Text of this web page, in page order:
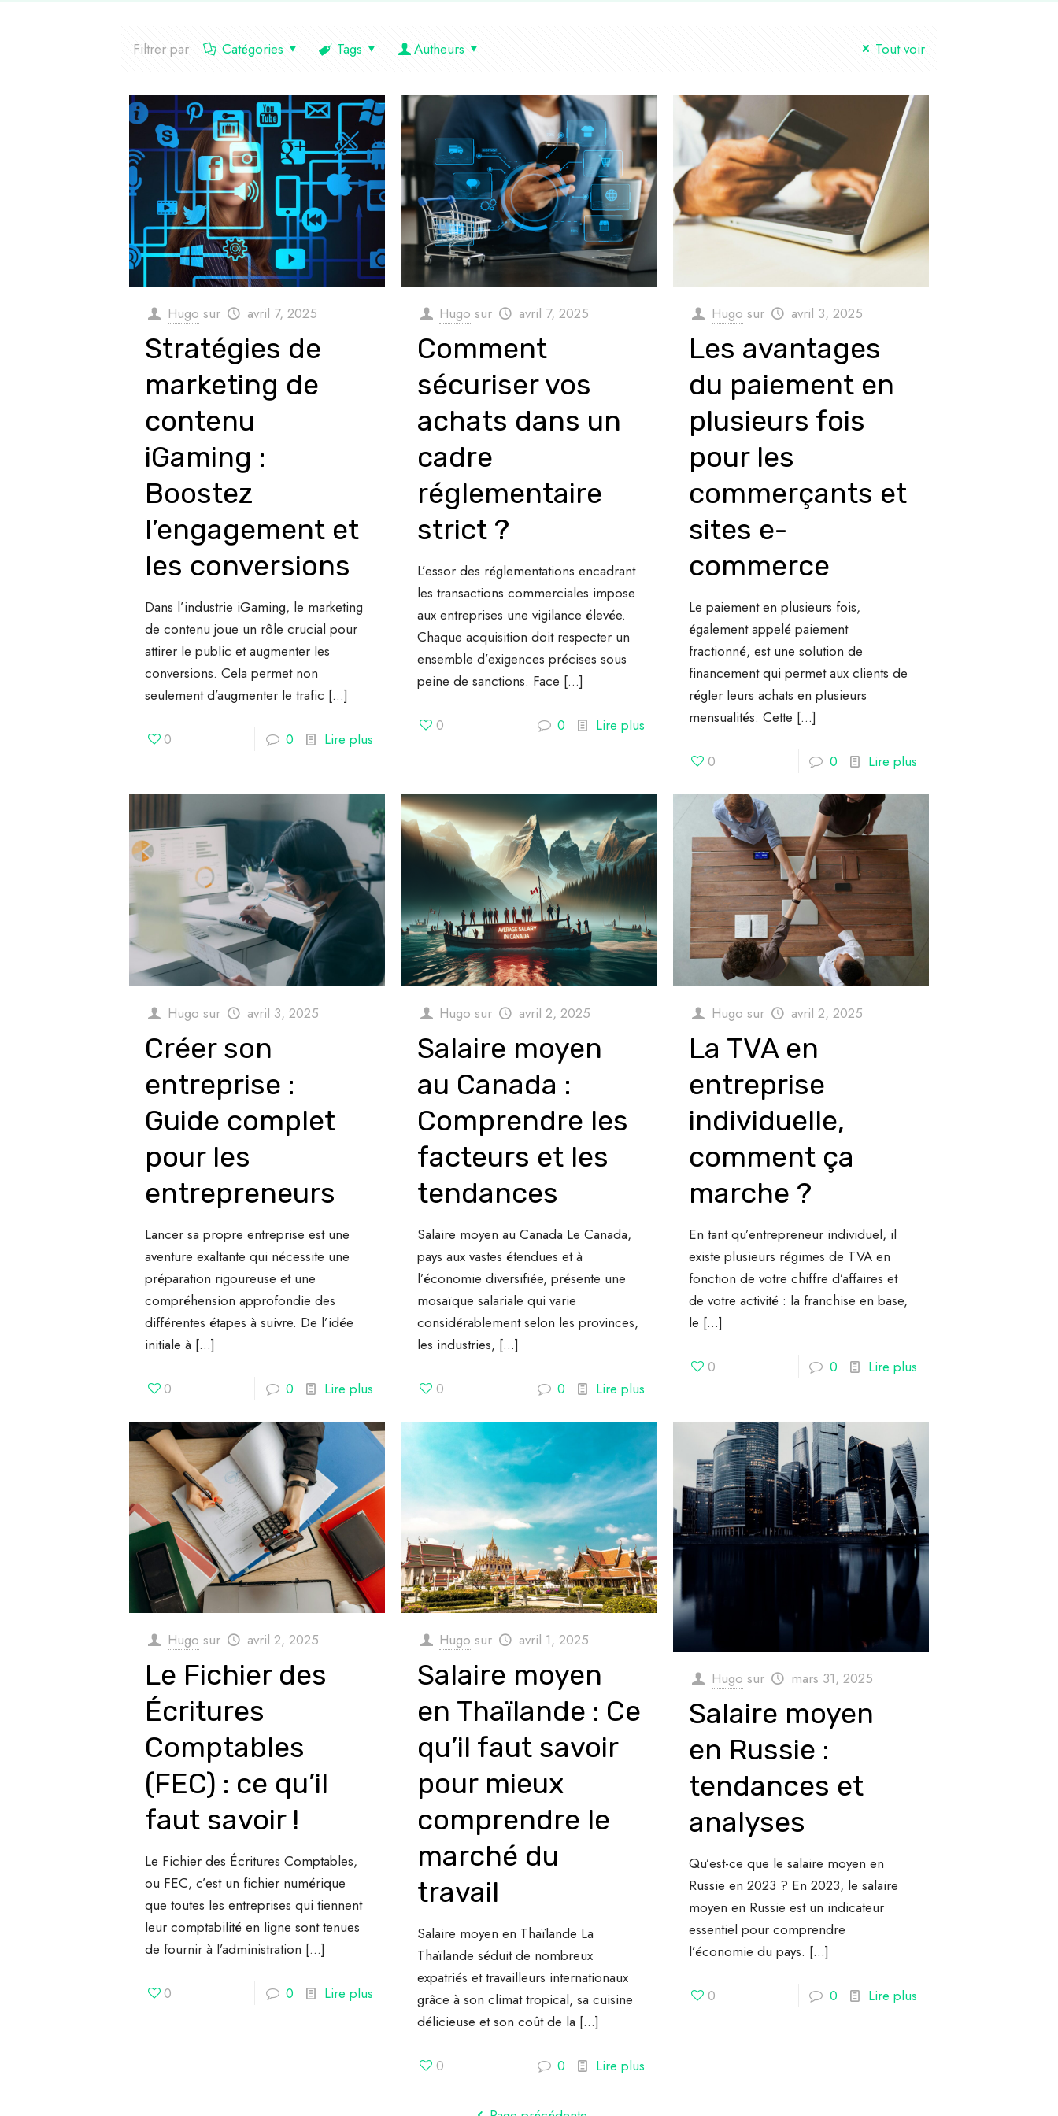
Filtrer par Catégories Tags Autheurs Tout voir
Hugo sur avril 7, 2025
Stratégies de
marketing de
contenu
iGaming :
Boostez
l’engagement et
les conversions
Dans l’industrie iGaming, le marketing
de contenu joue un rôle crucial pour
attirer le public et augmenter les
conversions. Cela permet non
seulement d’augmenter le trafic […]
0 0 Lire plus
Hugo sur avril 7, 2025
Comment
sécuriser vos
achats dans un
cadre
réglementaire
strict ?
L’essor des réglementations encadrant
les transactions commerciales impose
aux entreprises une vigilance élevée.
Chaque acquisition doit respecter un
ensemble d’exigences précises sous
peine de sanctions. Face […]
0 0 Lire plus
Hugo sur avril 3, 2025
Les avantages
du paiement en
plusieurs fois
pour les
commerçants et
sites e-
commerce
Le paiement en plusieurs fois,
également appelé paiement
fractionné, est une solution de
financement qui permet aux clients de
régler leurs achats en plusieurs
mensualités. Cette […]
0 0 Lire plus
Hugo sur avril 3, 2025
Créer son
entreprise :
Guide complet
pour les
entrepreneurs
Lancer sa propre entreprise est une
aventure exaltante qui nécessite une
préparation rigoureuse et une
compréhension approfondie des
différentes étapes à suivre. De l’idée
initiale à […]
0 0 Lire plus
Hugo sur avril 2, 2025
Salaire moyen
au Canada :
Comprendre les
facteurs et les
tendances
Salaire moyen au Canada Le Canada,
pays aux vastes étendues et à
l’économie diversifiée, présente une
mosaïque salariale qui varie
considérablement selon les provinces,
les industries, […]
0 0 Lire plus
Hugo sur avril 2, 2025
La TVA en
entreprise
individuelle,
comment ça
marche ?
En tant qu’entrepreneur individuel, il
existe plusieurs régimes de TVA en
fonction de votre chiffre d’affaires et
de votre activité : la franchise en base,
le […]
0 0 Lire plus
Hugo sur avril 2, 2025
Le Fichier des
Écritures
Comptables
(FEC) : ce qu’il
faut savoir !
Le Fichier des Écritures Comptables,
ou FEC, c’est un fichier numérique
que toutes les entreprises qui tiennent
leur comptabilité en ligne sont tenues
de fournir à l’administration […]
0 0 Lire plus
Hugo sur avril 1, 2025
Salaire moyen
en Thaïlande : Ce
qu’il faut savoir
pour mieux
comprendre le
marché du
travail
Salaire moyen en Thaïlande La
Thaïlande séduit de nombreux
expatriés et travailleurs internationaux
grâce à son climat tropical, sa cuisine
délicieuse et son coût de la […]
0 0 Lire plus
Hugo sur mars 31, 2025
Salaire moyen
en Russie :
tendances et
analyses
Qu’est-ce que le salaire moyen en
Russie en 2023 ? En 2023, le salaire
moyen en Russie est un indicateur
essentiel pour comprendre
l’économie du pays. […]
0 0 Lire plus